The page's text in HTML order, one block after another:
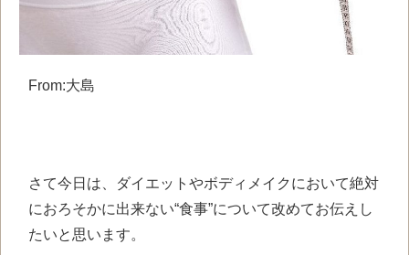
From:大島
さて今日は、ダイエットやボディメイクにおいて絶対
におろそかに出来ない“食事”について改めてお伝えし
たいと思います。